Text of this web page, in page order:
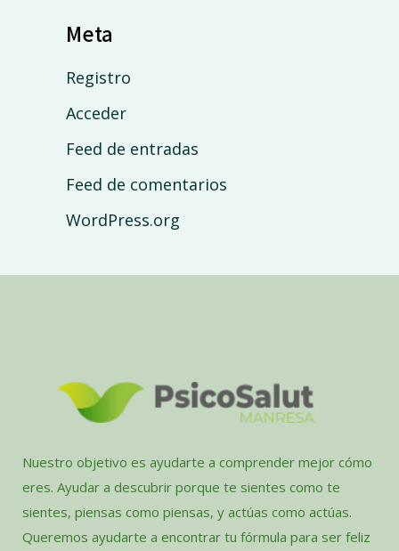
Meta
Registro
Acceder
Feed de entradas
Feed de comentarios
WordPress.org
Nuestro objetivo es ayudarte a comprender mejor cómo
eres. Ayudar a descubrir porque te sientes como te
sientes, piensas como piensas, y actúas como actúas.
Queremos ayudarte a encontrar tu fórmula para ser feliz